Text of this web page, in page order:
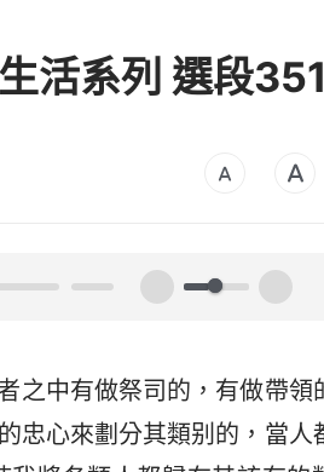
活系列 選段351
00:00
之中有做祭司的，有做帶領
忠心來劃分其類别的，當人